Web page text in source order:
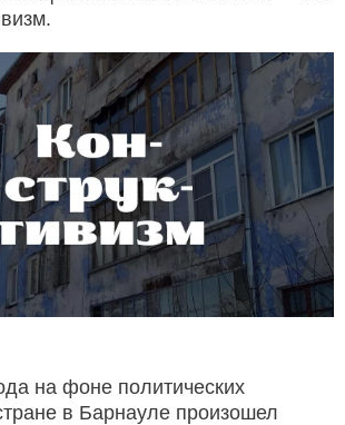
на фоне политических
в Барнауле произошел